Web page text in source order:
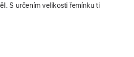
S určením velikosti řemínku ti